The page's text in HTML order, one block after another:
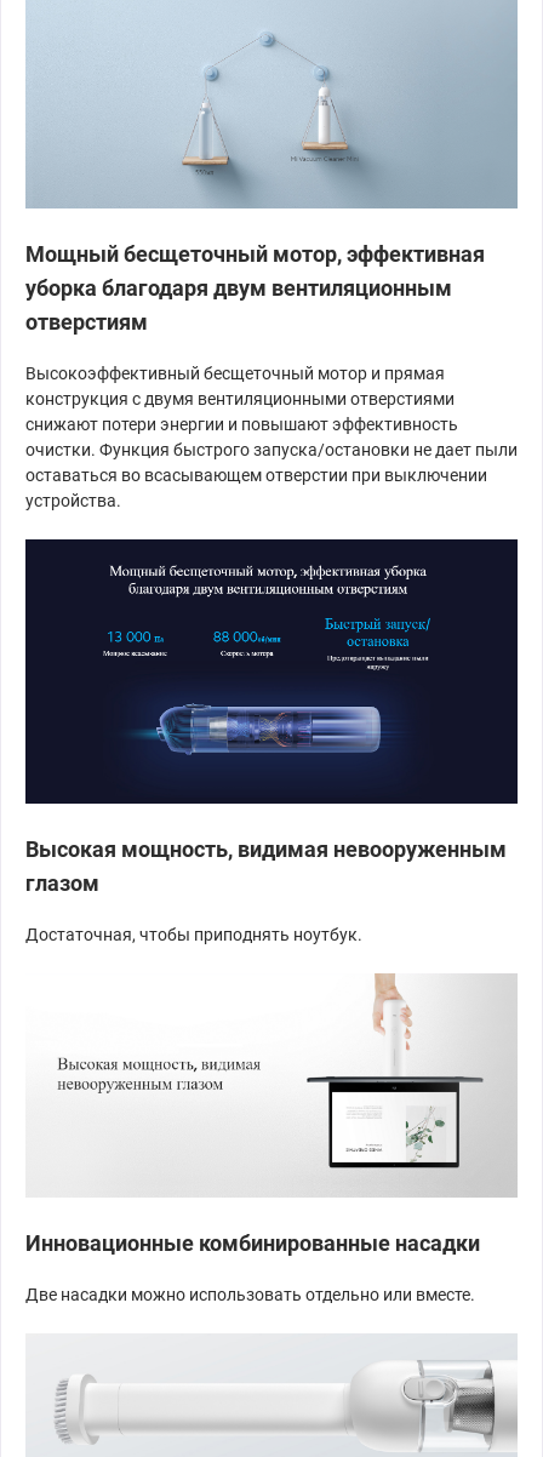
Мощный бесщеточный мотор, эффективная
уборка благодаря двум вентиляционным
отверстиям
Высокоэффективный бесщеточный мотор и прямая
конструкция с двумя вентиляционными отверстиями
снижают потери энергии и повышают эффективность
очистки. Функция быстрого запуска/остановки не дает пыли
оставаться во всасывающем отверстии при выключении
устройства.
Высокая мощность, видимая невооруженным
глазом
Достаточная, чтобы приподнять ноутбук.
Инновационные комбинированные насадки
Две насадки можно использовать отдельно или вместе.